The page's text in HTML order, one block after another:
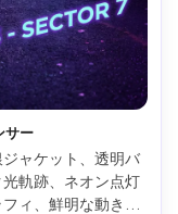
サー
ャケット、透明バ
軌跡、ネオン点灯
ィ、鮮明な動き固